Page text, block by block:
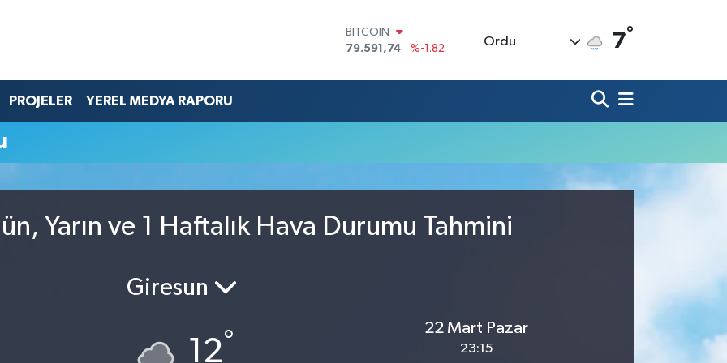
BITCOIN
79.591,74
%-1.82
45,43620
%0.02
BİST100
Ordu 7°
PROJELER YEREL MEDYA RAPORU
Yarın ve 1 Haftalık Hava Durumu Tahmini
Giresun
12°
22 Mart Pazar
23:15